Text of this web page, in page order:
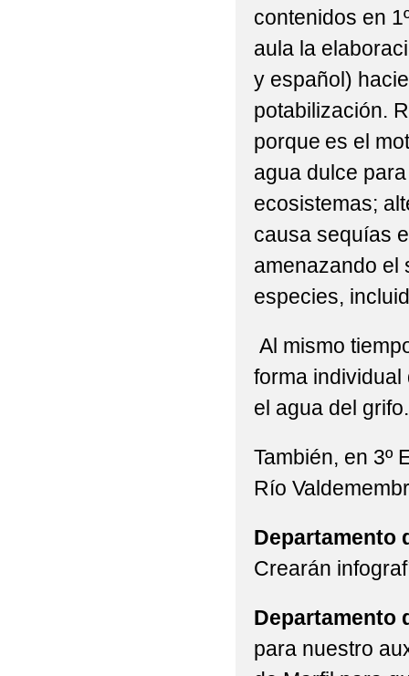
contenidos en
aula la
y español)
potabilización.
porque es el
agua dulce
ecosistemas;
causa sequías
amenazando el
especies,
Al mismo
forma
el agua del
También, en 3º
Río
Departamento
Crearán
Departamento
para nuestro